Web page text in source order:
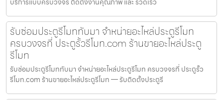
รับซ่อมประตูรีโมททับมา จำหน่ายอะไหล่ประตูรีโมท
ครบวงจรที่ ประตูรั้วรีโมท.com ร้านขายอะไหล่ประตู
รีโมท
รับซ่อมประตูรีโมททับมา จำหน่ายอะไหล่ประตูรีโมท ครบวงจรที่ ประตูรั้ว
รีโมท.com ร้านขายอะไหล่ประตูรีโมท — รับติดตั้งประตูรี